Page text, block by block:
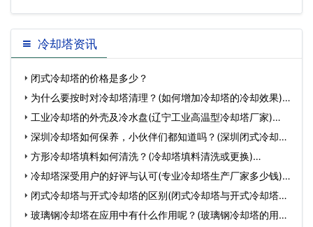
冷却塔资讯
闭式冷却塔的价格是多少？
为什么要按时对冷却塔清理？(如何增加冷却塔的冷却效果)…
工业冷却塔的外壳及冷水盘(辽宁工业高温型冷却塔厂家)…
深圳冷却塔如何保养，小伙伴们都知道吗？(深圳闭式冷却塔
的保养…
方形冷却塔填料如何清洗？(冷却塔填料清洗或更换)…
冷却塔深受用户的好评与认可(专业冷却塔生产厂家多少钱)…
闭式冷却塔与开式冷却塔的区别(闭式冷却塔与开式冷却塔哪
个…玻璃钢冷却塔在应用中有什么作用呢？(玻璃钢冷却塔的用处)